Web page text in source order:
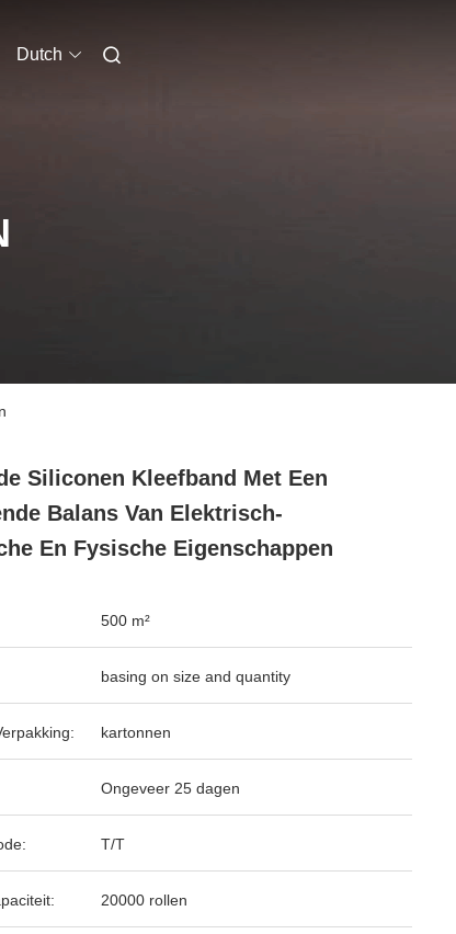
Dutch
Siliconen Kleefband Met Een
Balans Van Elektrisch-
En Fysische Eigenschappen
500 m²
basing on size and quantity
kartonnen
Ongeveer 25 dagen
T/T
20000 rollen